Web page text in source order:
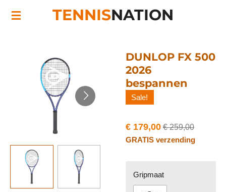
Ga
direct
hoofdinhoud
TENNISNATION
DUNLOP FX 500
2026
bespannen
Sale!
€ 179,00 € 259,00
GRATIS verzending
Gripmaat